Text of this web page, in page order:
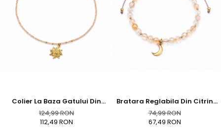
Colier La Baza Gatului Din
Piatra Soarelui Fatetata Cu
Pandativ Soare Din Otel
124,99 RON
112,49 RON
Bratara Reglabila Din Citrin
Fatetat Cu Pandantiv
Semiluna Auriu
74,99 RON
67,49 RON